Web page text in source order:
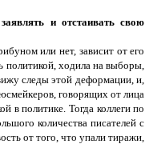
и отстаивать свою
или нет, зависит от его
политикой, ходила на выборы,
следы этой деформации, и,
говорящих от лица
в политике. Тогда коллеги по
количества писателей с
от того, что упали тиражи,